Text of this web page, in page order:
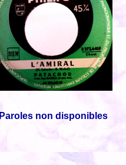
Paroles non disponibles